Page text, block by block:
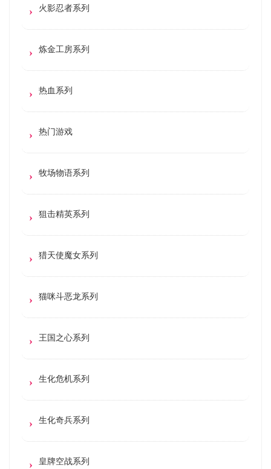
火影忍者系列
炼金工房系列
热血系列
热门游戏
牧场物语系列
狙击精英系列
猎天使魔女系列
猫咪斗恶龙系列
王国之心系列
生化危机系列
生化奇兵系列
皇牌空战系列